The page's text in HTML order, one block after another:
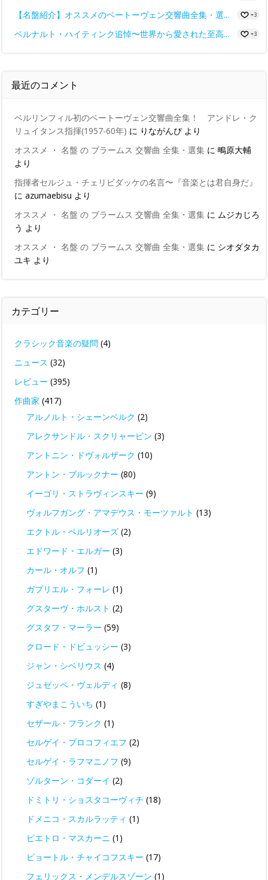
【名盤紹介】オススメのベートーヴェン交響曲全集・選... +3
ベルナルト・ハイティンク追悼〜世界から愛された至高... +3
最近のコメント
ベルリンフィル初のベートーヴェン交響曲全集！ アンドレ・ク
リュイタンス指揮(1957-60年) に りながんぴより
オススメ ・ 名盤 の ブラームス 交響曲 全集・選集 に 鴫原大輔
より
指揮者セルジュ・チェリビダッケの名言〜『音楽とは君自身だ』
に azumaebisu より
オススメ ・ 名盤 の ブラームス 交響曲 全集・選集 に ムジカじろ
う より
オススメ ・ 名盤 の ブラームス 交響曲 全集・選集 に シオダタカ
ユキ より
カテゴリー
クラシック音楽の疑問 (4)
ニュース (32)
レビュー (395)
作曲家 (417)
アルノルト・シェーンベルク (2)
アレクサンドル・スクリャービン (3)
アントニン・ドヴォルザーク (10)
アントン・ブルックナー (80)
イーゴリ・ストラヴィンスキー (9)
ヴォルフガング・アマデウス・モーツァルト (13)
エクトル・ベルリオーズ (2)
エドワード・エルガー (3)
カール・オルフ (1)
ガブリエル・フォーレ (1)
グスターヴ・ホルスト (2)
グスタフ・マーラー (59)
クロード・ドビュッシー (3)
ジャン・シベリウス (4)
ジュゼッペ・ヴェルディ (8)
すぎやまこういち (1)
セザール・フランク (1)
セルゲイ・プロコフィエフ (2)
セルゲイ・ラフマニノフ (9)
ゾルターン・コダーイ (2)
ドミトリ・ショスタコーヴィチ (18)
ドメニコ・スカルラッティ (1)
ピエトロ・マスカーニ (1)
ピョートル・チャイコフスキー (17)
フェリックス・メンデルスゾーン (1)